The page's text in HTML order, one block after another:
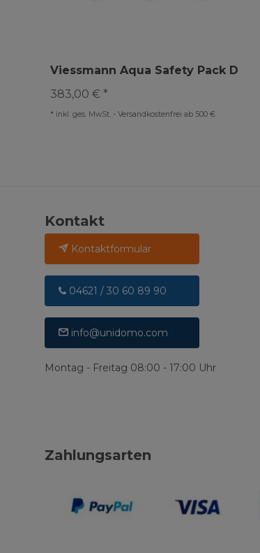
Viessmann Aqua Safety Pack D
383,00 € *
* inkl. ges. MwSt. - Versandkostenfrei ab 500 €
Kontakt
Kontaktformular
04621 / 30 60 89 90
info@unidomo.com
Montag - Freitag 08:00 - 17:00 Uhr
Zahlungsarten